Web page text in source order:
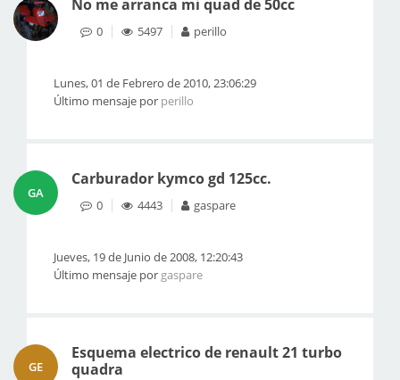
No me arranca mi quad de 50cc
0 5497 perillo
Lunes, 01 de Febrero de 2010, 23:06:29
Último mensaje por perillo
GA
Carburador kymco gd 125cc.
0 4443 gaspare
Jueves, 19 de Junio de 2008, 12:20:43
Último mensaje por gaspare
GE
Esquema electrico de renault 21 turbo
quadra